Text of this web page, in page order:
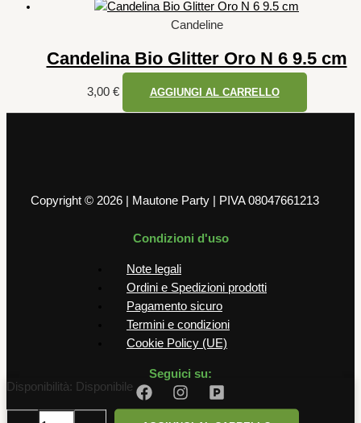
Candeline
Candelina Bio Glitter Oro N 6 9.5 cm
3,00 € AGGIUNGI AL CARRELLO
Copyright © 2026 | Mautone Party | PIVA 08047661213
Condizioni d'uso
Note legali
Ordini e Spedizioni prodotti
Pagamento sicuro
Termini e condizioni
Cookie Policy (UE)
Seguici su:
Disponibilità: Disponibile
Pallone